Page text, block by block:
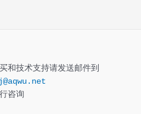
和技术支持请发送邮件到
咨询